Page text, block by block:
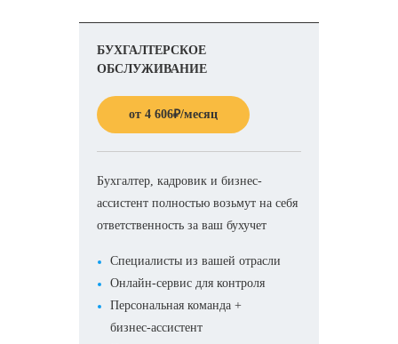
БУХГАЛТЕРСКОЕ
ОБСЛУЖИВАНИЕ
от 4 606₽/месяц
Бухгалтер, кадровик и бизнес-
ассистент полностью возьмут на себя
ответственность за ваш бухучет
Специалисты из вашей отрасли
Онлайн-сервис для контроля
Персональная команда +
бизнес-ассистент